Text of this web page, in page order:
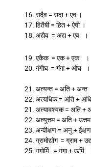
16. सदैव = सदा + एव ।
17. हितैषी = हित + ऐषी ।
18. अद्यैव = अद्य + एव ।
19. एकैक = एक + एक ।
20. गंगौघ = गंगा + ओघ ।
21. अत्यन्त = अति +
22. अत्यधिक = अति +
21. अत्यावश्यक = अति +
22. अत्युत्तम = अति +
23. अन्वीक्षण = अनु +
24. ग्रामोद्योग = ग्राम +
25. गंगोर्मि = गंगा + ऊर्मि